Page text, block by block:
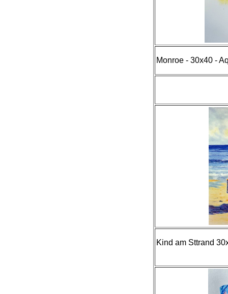
Monroe - 30x40 -
Kind am Sttrand